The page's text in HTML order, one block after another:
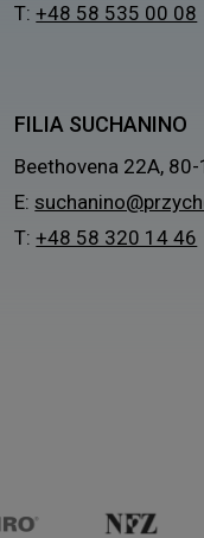
T:+48 58 535 00 08
FILIA SUCHANINO
Beethovena 22A,
E:
T:+48 58 320 14 46